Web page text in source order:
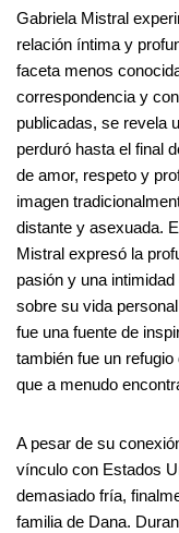
Gabriela Mistral
relación íntima y
faceta menos
correspondencia y
publicadas, se revela
perduró hasta el final
de amor, respeto y
imagen
distante y asexuada.
Mistral expresó la
pasión y una
sobre su vida
fue una fuente de
también fue un
que a menudo
A pesar de su
vínculo con Estados
demasiado fría,
familia de Dana.